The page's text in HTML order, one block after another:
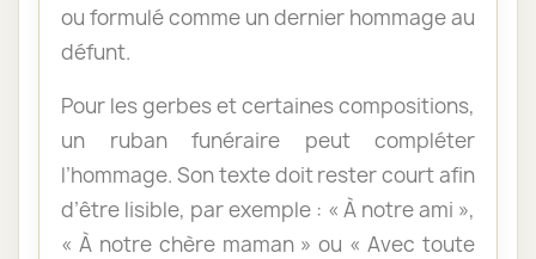
ou formulé comme un dernier hommage au
défunt.
Pour les gerbes et certaines compositions,
un ruban funéraire peut compléter
l’hommage. Son texte doit rester court afin
d’être lisible, par exemple : « À notre ami »,
« À notre chère maman » ou « Avec toute